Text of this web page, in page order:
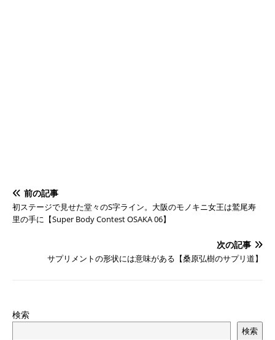
前の記事
初ステージで見せた堂々のS字ライン。大阪のモノキニ女王は鷲尾寿
里の手に【Super Body Contest OSAKA 06】
次の記事
サプリメントの形状には意味がある【桑原弘樹のサプリ道】
検索
検索